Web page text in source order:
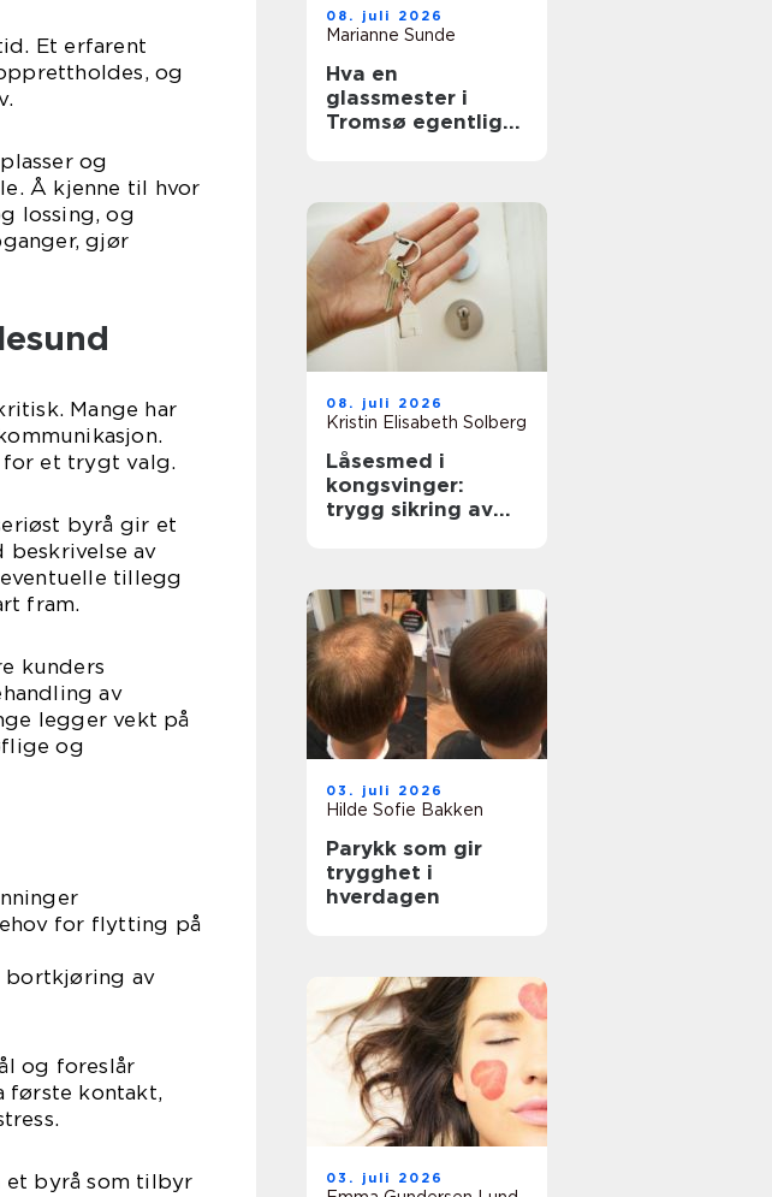
Et erfarent
og
og
Å kjenne til hvor
lossing, og
gjør
Mange har
et trygt valg.
byrå gir et
av
tillegg
fram.
kunders
av
legger vekt på
og
for flytting på
bortkjøring av
og foreslår
første kontakt,
et byrå som tilbyr
08. juli 2026
Marianne Sunde
Hva en
glassmester i
Tromsø egentlig
08. juli 2026
Kristin Elisabeth Solberg
Låsesmed i
kongsvinger:
trygg sikring av
03. juli 2026
Hilde Sofie Bakken
Parykk som gir
trygghet i
hverdagen
03. juli 2026